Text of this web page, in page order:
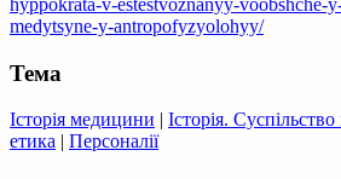
hyppokrata-v-estestvoznanyy-voobshche-
medytsyne-y-antropofyzyolohyy/
Тема
Історія медицини | Історія. Суспільство
етика | Персоналії